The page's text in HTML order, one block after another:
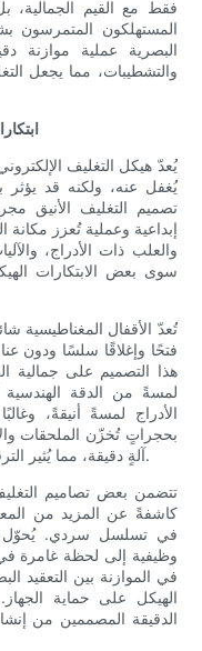
فقط مع القيم الجمالية،
المستهلكون المتمرسون
البصرية عملية موازنة
والتشطيبات، مما يجعل
يُعدّ هيكل التغليف
يُغفل عنه، ولكنه قد
تصميم التغليف الأنيق
إبداعية وعملية تُعزز مكانة
والعلب ذات الأدراج،
سوى بعض الابتكارات
تُعدّ الأقفال المغناطيسية
فتحًا وإغلاقًا سلسًا ودون
هذا التصميم على جمالية
لمسةً من الدقة الهندسية
الأدراج لمسةً أنيقةً،
بحجراتٍ تُخزّن الملحقات
آلةٍ دقيقة، مما يُثير الترقب والتفاعل الحسي الذي يُبرز جودة المنتج.
تتضمن بعض تصاميم
كاشفةً عن المزيد من
في تسلسل سردي. يُحوّل
وظيفية إلى لحظة غامرة
في الموازنة بين التعقيد
الهيكل على حماية
الدقيقة المصممين من